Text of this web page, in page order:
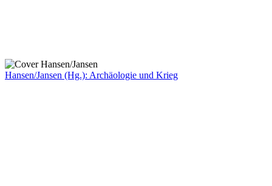
Hansen/Jansen (Hg.): Archäologie und Krieg